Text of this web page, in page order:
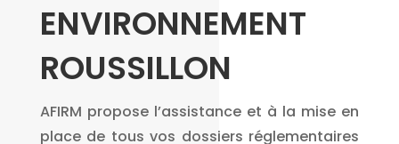
ENVIRONNEMENT
ROUSSILLON
AFIRM propose l’assistance et à la mise en
place de tous vos dossiers réglementaires